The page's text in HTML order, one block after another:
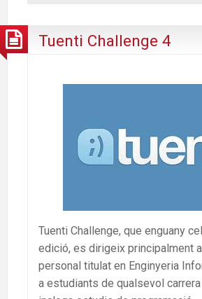
Tuenti Challenge 4
Tuenti Challenge, que enguany
edició, es dirigeix principalment
personal titulat en Enginyeria
a estudiants de qualsevol